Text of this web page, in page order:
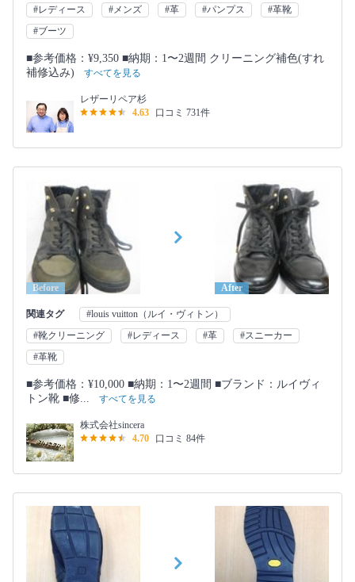
#レディース #メンズ #革 #パンプス
#革靴
#ブーツ
■参考価格：¥9,350 ■納期：1〜2週間 クリーニング補色(すれ
補修込み)
すべてを見る
レザーリペア杉
4.63
口コミ 731件
Before After
関連タグ
#louis vuitton（ルイ・ヴィトン）
#靴クリーニング
#レディース #革
#スニーカー
#革靴
■参考価格：¥10,000 ■納期：1〜2週間 ■ブランド：ルイヴィ
トン靴 ■修...
すべてを見る
株式会社sincera
4.70
口コミ 84件